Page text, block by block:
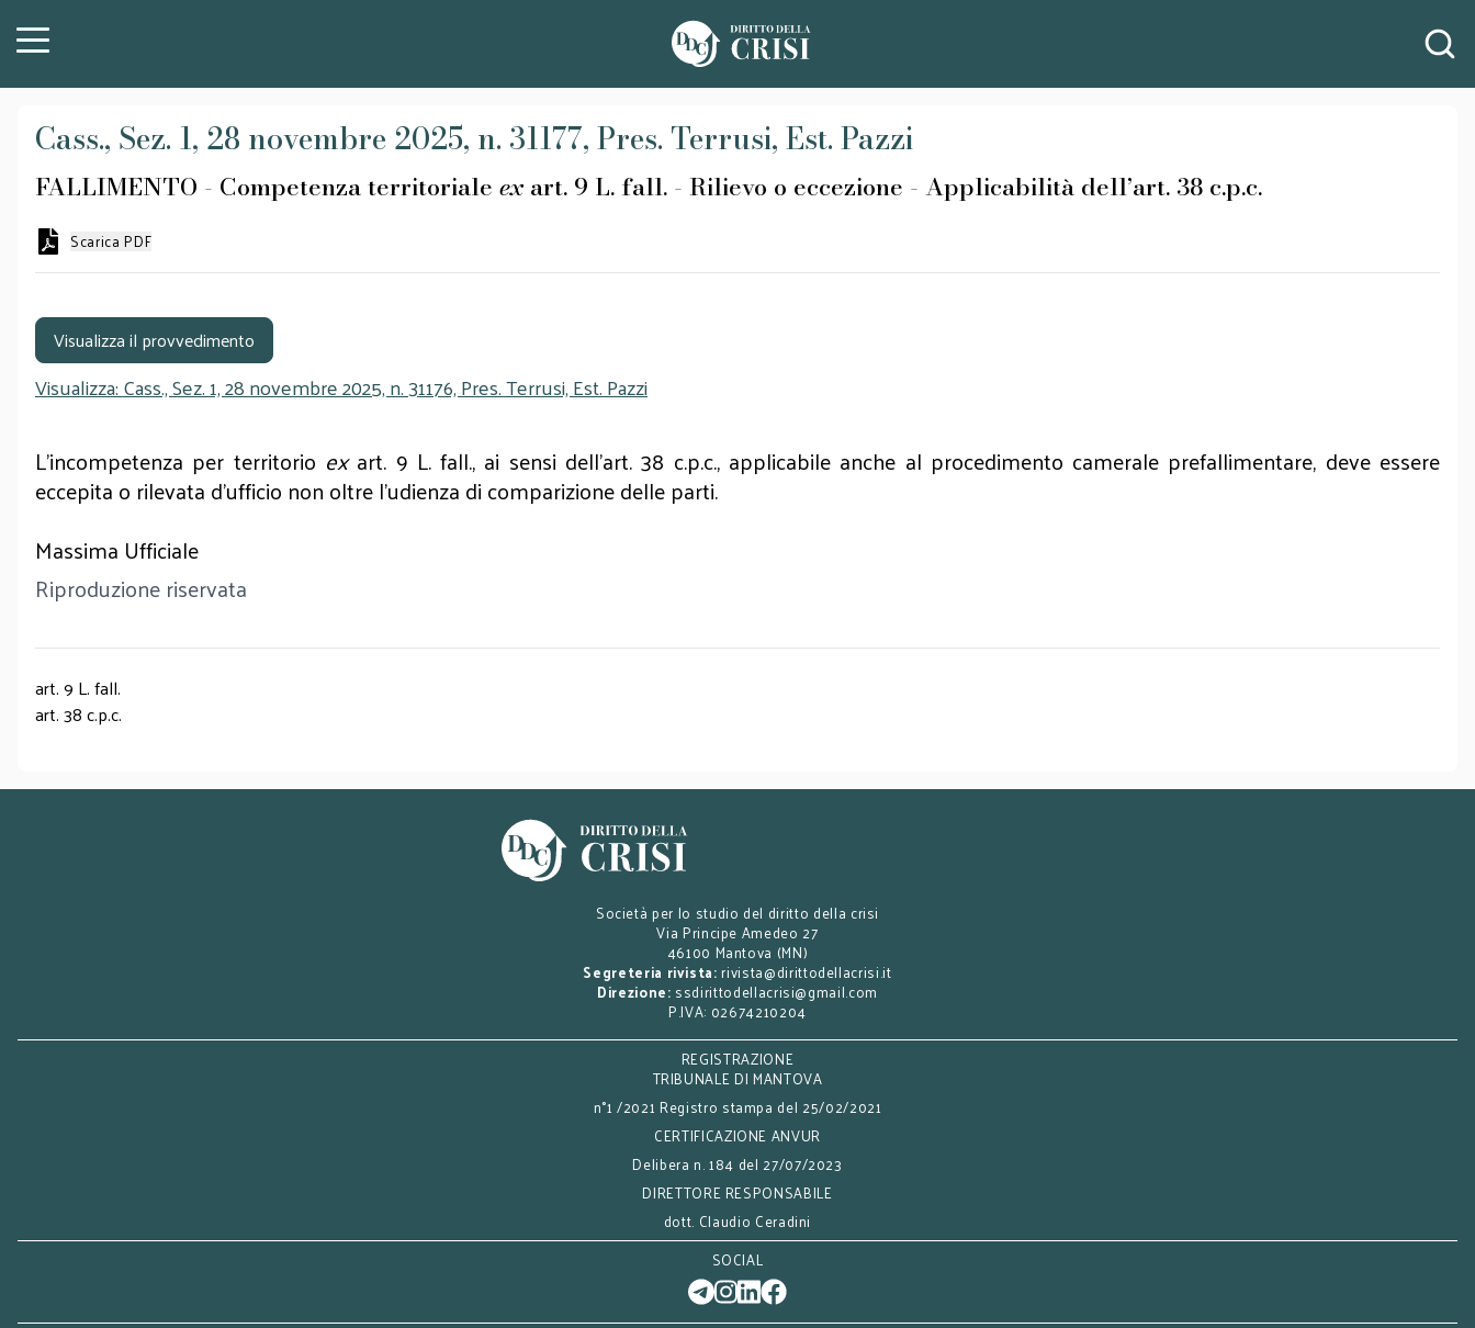
Cass., Sez. 1, 28 novembre 2025, n. 31177, Pres. Terrusi, Est. Pazzi
FALLIMENTO - Competenza territoriale ex art. 9 L. fall. - Rilievo o eccezione - Applicabilità dell’art. 38 c.p.c.
Scarica PDF
Visualizza il provvedimento
Visualizza: Cass., Sez. 1, 28 novembre 2025, n. 31176, Pres. Terrusi, Est. Pazzi
L'incompetenza per territorio exart. 9 L. fall., ai sensi dell'art. 38 c.p.c., applicabile anche al procedimento camerale prefallimentare, deve essere
eccepita o rilevata d'ufficio non oltre l'udienza di comparizione delle parti.
Massima Ufficiale
Riproduzione riservata
art. 9 L. fall.
art. 38 c.p.c.
Società per lo studio del diritto della crisi
Via Principe Amedeo 27
46100 Mantova (MN)
Segreteria rivista: rivista@dirittodellacrisi.it
Direzione: ssdirittodellacrisi@gmail.com
P.IVA: 02674210204
REGISTRAZIONE
TRIBUNALE DI MANTOVA
n°1 /2021 Registro stampa del 25/02/2021
CERTIFICAZIONE ANVUR
Delibera n. 184 del 27/07/2023
DIRETTORE RESPONSABILE
dott. Claudio Ceradini
SOCIAL